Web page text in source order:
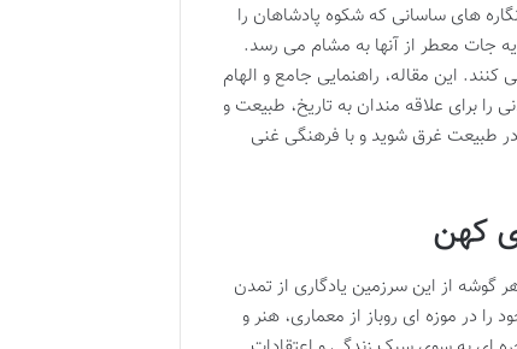
های ساسانی که شکوه پادشاهان را
جات معطر از آنها به مشام می رسد.
کنند. این مقاله، راهنمایی جامع و الهام
برای علاقه مندان به تاریخ، طبیعت و
طبیعت غرق شوید و با فرهنگی غنی
کهن
گوشه از این سرزمین یادگاری از تمدن
در موزه ای روباز از معماری، هنر و